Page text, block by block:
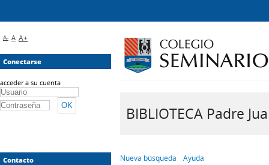
BIBLIOTECA Padre
Nueva búsqueda Ayuda
A- A A+
Conectarse
acceder a su cuenta
Contacto